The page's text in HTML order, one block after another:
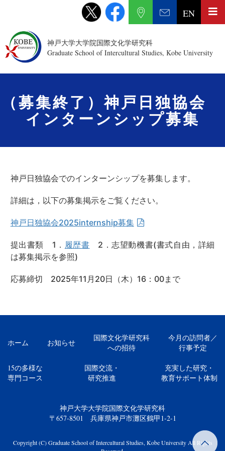
神戸大学大学院国際文化学研究科
Graduate School of Intercultural Studies, Kobe University
EN
（募集終了）神戸日独協会
インターンシップ募集
神戸日独協会でのインターンシップを募集します。
詳細は，以下の募集掲示をご覧ください。
神戸日独協会2025internship募集
提出書類 1． 履歴書 2．志望動機書(書式自由，詳細
は募集掲示を参照)
応募締切 2025年11月20日（木）16：00まで
ホーム お知らせ
国際文化学研究科
への招待
今月の訪問者／
行事予定
15の多様な
専門コース
国際交流・
研究推進
充実した研究・
教育サポート体制
神戸大学大学院国際文化学研究科
〒657-8501 兵庫県神戸市灘区鶴甲1-2-1
Copyright (C) Graduate School of Intercultural Studies, Kobe University All Rights